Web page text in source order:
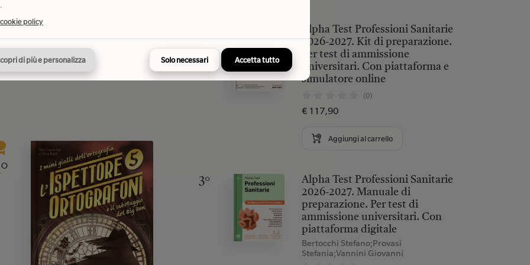
Alpha Test Professioni Sanitarie
2026-2027. Kit di preparazione.
Per test di ammissione
universitari. Con piattaforma e
simulatore online
(0)
€ 117,90
Aggiungi al carrello
3°
Alpha Test Professioni Sanitarie
2026-2027. Manuale di
preparazione. Per test di
ammissione universitari. Con
piattaforma digitale
Bertocchi Stefano;Provasi
Stefania;Vannini Giovanni
policy
di più e personalizza Solo necessari Accetta tutto